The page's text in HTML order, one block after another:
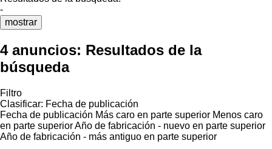
-
mostrar
4 anuncios: Resultados de la
búsqueda
Filtro
Clasificar: Fecha de publicación
Fecha de publicación Más caro en parte superior Menos caro
en parte superiorAño de fabricación - nuevo en parte superior
Año de fabricación - más antiguo en parte superior